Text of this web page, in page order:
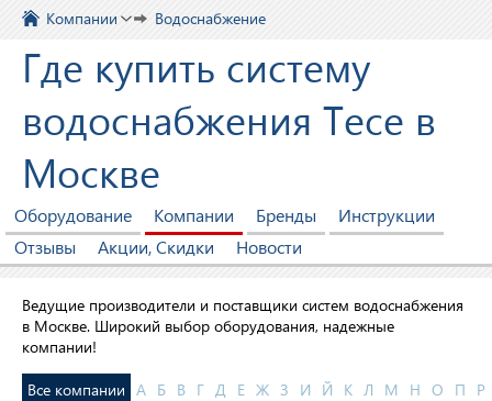
Компании Водоснабжение
Где купить систему
водоснабжения Tece в
Москве
Оборудование Компании Бренды
Инструкции
Отзывы
Акции, Скидки Новости
Ведущие производители и поставщики систем водоснабжения
в Москве. Широкий выбор оборудования, надежные
компании!
Все компании А Б В Г Д Е Ж З И Й К Л М Н О П
Р